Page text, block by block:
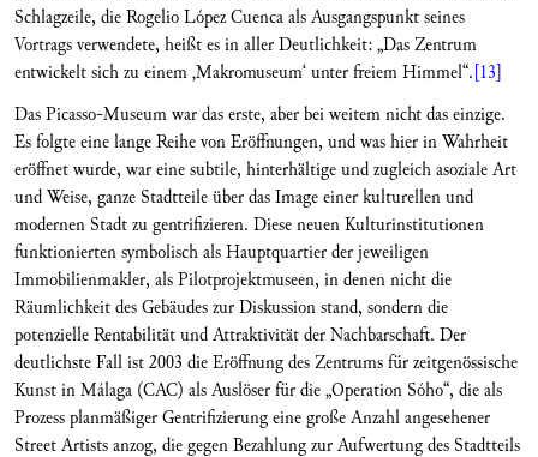
Schlagzeile, die Rogelio López Cuenca als Ausgangspunkt seines
Vortrags verwendete, heißt es in aller Deutlichkeit: „Das Zentrum
entwickelt sich zu einem ‚Makromuseum‘ unter freiem Himmel“.[13]
Das Picasso-Museum war das erste, aber bei weitem nicht das einzige.
Es folgte eine lange Reihe von Eröffnungen, und was hier in Wahrheit
eröffnet wurde, war eine subtile, hinterhältige und zugleich asoziale Art
und Weise, ganze Stadtteile über das Image einer kulturellen und
modernen Stadt zu gentrifizieren. Diese neuen Kulturinstitutionen
funktionierten symbolisch als Hauptquartier der jeweiligen
Immobilienmakler, als Pilotprojektmuseen, in denen nicht die
Räumlichkeit des Gebäudes zur Diskussion stand, sondern die
potenzielle Rentabilität und Attraktivität der Nachbarschaft. Der
deutlichste Fall ist 2003 die Eröffnung des Zentrums für zeitgenössische
Kunst in Málaga (CAC) als Auslöser für die „Operation Sóho“, die als
Prozess planmäßiger Gentrifizierung eine große Anzahl angesehener
Street Artists anzog, die gegen Bezahlung zur Aufwertung des Stadtteils